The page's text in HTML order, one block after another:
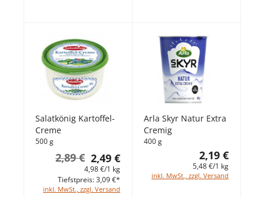
Salatkönig Kartoffel-
Creme
500 g
2,49 €
2,89 €
4,98 €/1 kg
inkl. MwSt., zzgl. Versand
Tiefstpreis: 3,09 €*
Arla Skyr Natur Extra
Cremig
400 g
2,19 €
5,48 €/1 kg
inkl. MwSt., zzgl. Versand